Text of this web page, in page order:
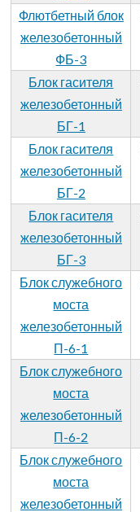
Флютбетный блок
железобетонный
ФБ-3
Блок гасителя
железобетонный
БГ-1
Блок гасителя
железобетонный
БГ-2
Блок гасителя
железобетонный
БГ-3
Блок служебного
моста
железобетонный
П-6-1
Блок служебного
моста
железобетонный
П-6-2
Блок служебного
моста
железобетонный